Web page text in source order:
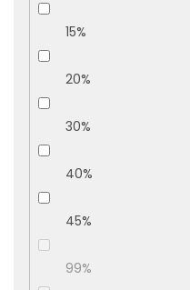
15%
20%
30%
40%
45%
99%